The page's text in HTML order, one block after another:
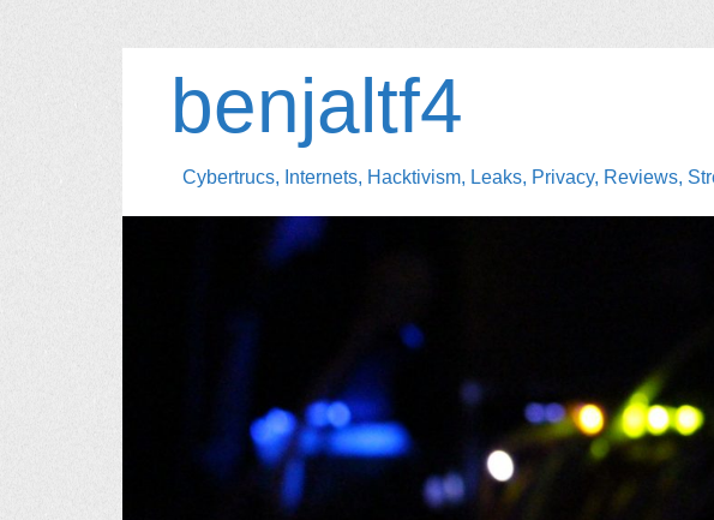
benjaltf4
Cybertrucs, Internets, Hacktivism, Leaks, Privacy, Reviews,